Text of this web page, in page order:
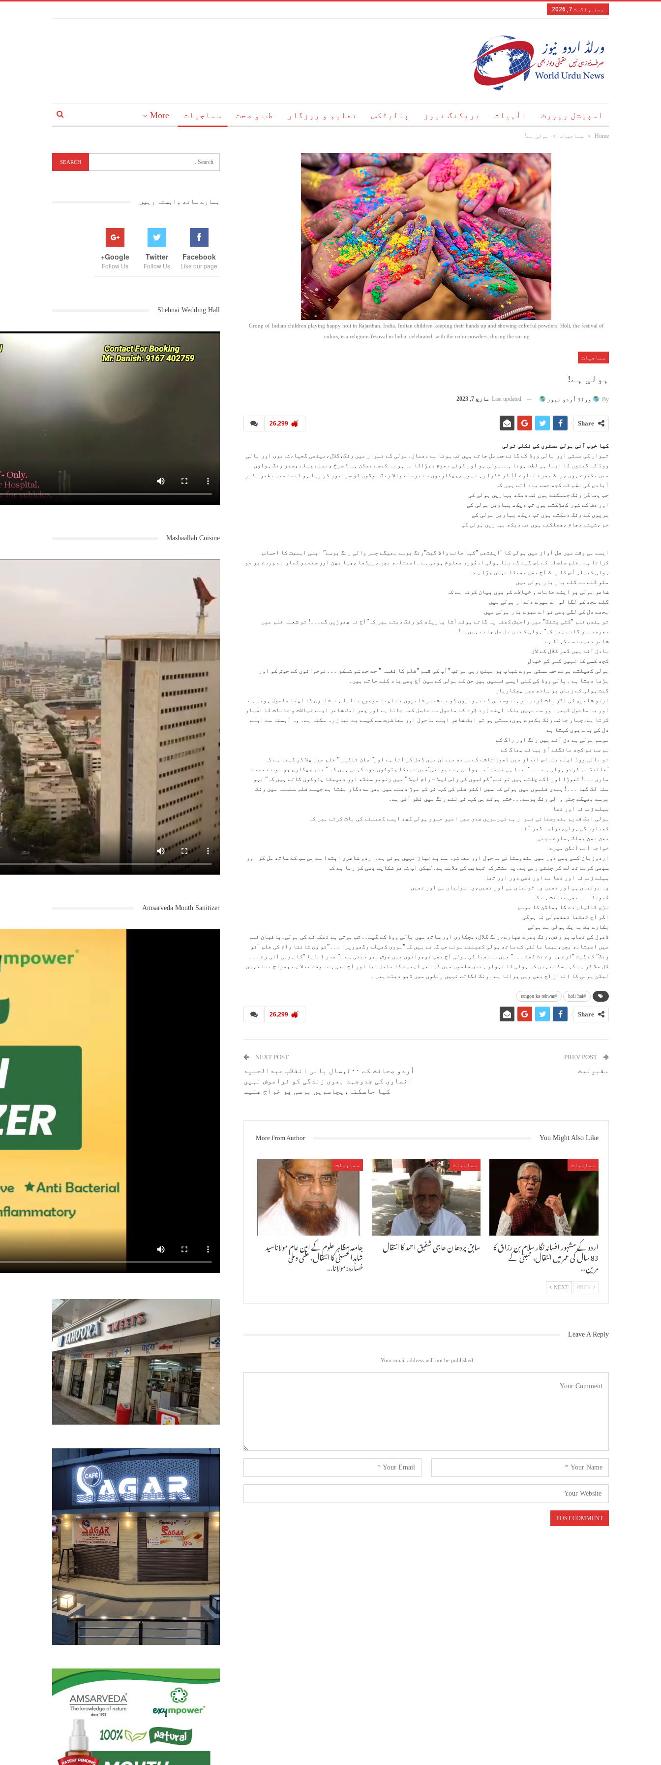
جمعہ, اگست 7, 2026
اسپیشل رپورٹ الٰہیات بریکنگ نیوز پالیٹکس تعلیم و روزگار طب و صحت سماجیات More
Home سماجیات ہولی ہے!
Group of Indian children playing happy holi in Rajasthan, India. Indian children keeping their hands up and showing colorful powders. Holi, the festival of
colors, is a religious festival in India, celebrated, with the color powders, during the spring.
سماجیات
ہولی ہے!
By ورلڈ اُردو نیوز Last updated مارچ 7, 2023
26,299 Share
کیا خوب آئی ہولی مستوں کی نکلی ٹولی
تہوار کی مستی اور بالی ووڈ کے گانے جب مل جاتے ہیں تب ہوتا ہے دھمال۔ہولی کے تہوار میں رنگ،گلال،میٹھی گجیا،شاعری اور بالی
ووڈ کے گیتوں کا اپنا ہی لطف ہوتا ہے۔ہولی ہو اور کوئی دھوم دھڑاکا نہ ہو یہ کیسے ممکن ہے ؟ سرخ ،نیلے پیلے ،سبز رنگ ہواؤں
میں بکھرے ہوں ،رنگ بھرے غبارے آآ کر ٹکرا رہے ہوں ،پچکاریوں سے برسنے والا رنگ لوگوں کو سرابور کر رہا ہو ایسے میں نظیر اکبر
آبادی کی نظم کے کچھ حصے یاد آتے ہیں کہ
جب پھاگن رنگ جھمکتے ہوں تب دیکھ بہاریں ہولی کی
اور دف کے شور کھڑکتے ہوں تب دیکھ بہاریں ہولی کی
پریوں کے رنگ دمکتے ہوں تب دیکھ بہاریں ہولی کی
خم ،شیشے ،جام ،جھلکتے ہوں تب دیکھ بہاریں ہولی کی
ایسے ہی وقت میں فل آواز میں ہولی کا "اینتھم "کہا جانے والا گیت”رنگ برسے بھیگے چنر والی رنگ برسے” اپنی اہمیت کا احساس
کراتا ہے ۔فلم سلسلہ کے اِس گیت کے بنا ہولی ادھُوری معلوم ہوتی ہے ۔امیتابھ بچن ،ریکھا ،جیا بچن اور سنجیو کمار نے پردے پر جو
ہولی کھیلی اُس کا رنگ آج بھی پھیکا نہیں پڑا ہے ۔
ملو گلے سے گلے بار بار ہولی میں
شاعر ہولی پر اپنے جذبات و خیالات کو یوں بیان کرتا ہے کہ
گلے مجھ کو لگا لو اے میرے دلدار ہولی میں
بجھے دل کی لگی بھی تو اے میرے یار ہولی میں
تو ہندی فلم "کٹی پتنگ” میں راجیش کھنہ یہ گاتے ہوئے آشا پاریکھ کو رنگ دیتے ہیں کہ”آج نہ چھوڑیں گے۔۔۔! تو شعلہ فلم میں
دھرمیندر گاتے ہیں کہ” ہولی کے دن دل مل جاتے ہیں۔۔!
شاعر دھیمے سے کہتا ہے
بادل آئے ہیں گھر گلال کے لال
کچھ کسی کا نہیں کسی کو خیال
ہولی کھیلتے ہوئے جب مستی پورے شباب پر پہنچ رہی ہو تب "آپ کی قسم "فلم کا نغمہ ” جے جے شو شنکر ۔۔۔نوجوانوں کے جوش کو اور
بڑھا دیتا ہے ۔بالی ووڈ کی کئی ایسی فلمیں ہیں جن کے ہولی کے سین آج بھی یاد کئے جاتے ہیں۔
گیت ہولی کے زباں پر ہاتھ میں پچکاریاں
اردو شاعری کی اگر بات کریں تو ہندوستان کے تہواروں کو بے شمار شاعروں نے اپنا موضوع بنایا ہے۔شاعری کا اپنا ماحول ہوتا ہے
اور یہ ماحول کہیں اور سے نہیں بلکہ اپنے اِرد گِرد کے ماحول سے حاصل کیا جاتا ہے اور پھر ایک شاعر اپنے خیالات و جذبات کا اظہار
کرتا ہے۔چہار جانب رنگ بکھرے ہوں،مستی ہو تو ایک شاعر اپنے ماحول اور معاشرت سے کیسے بے نیاز رہ سکتا ہے۔ وہ آہستہ سے اپنے
دل کی بات يوں کہتا ہے
موسم ہولی ہے دن آئے ہیں رنگ اور راگ کے
ہم سے تم کچھ مانگنے آؤ بہانے پھاگ کے
تو بالی ووڈ اپنے بنداس انداز میں ڈھول تاشے کے ساتھ میدان میں کھل کر آتا ہے اور” ملن ٹاکیز ” فلم میں چلا کر کہتا ہے کہ
"مائنڈ نہ کریو ہولی ہے ۔۔۔”اتنا ہی نہیں "یہ جوانی ہے دیوانی”میں دیپکا پڈوکون خود کہتی ہیں کہ ” بلم پچکاری جو تو نے مجھے
ماری ۔۔۔! تھوڑا اور آگے چلتے ہیں تو فلم”گولیوں کی راس لیلا – رام لیلا ” میں رنویر سنگھ اور دیپیکا پڈوکون گاتے ہیں کہ” لہو
منہ لگ گیا ۔۔۔! ہندی فلموں میں ہولی کا سین اکثر فلم کی کہانی کو موڑ دینے میں بھی مددگار بنتا ہے جیسے فلم سلسلہ میں رنگ
برسے بھیگے چنر والی رنگ برسے۔۔۔ختم ہوتے ہی کہانی نئے رنگ میں نظر آتی ہے۔
پہلے زمانہ اور تھا
ہولی ایک قدیم ہندوستانی تہوار ہے تیرہویں صدی میں امیر خسرو ہولی کچھ ایسے کھیلنے کی بات کرتے ہیں کہ
کھیلوں گی ہولی،خواجہ گھر آئے
دھن دھن بھاگ ہمارے سجنی
خواجہ آئے آنگن میرے
اردوزبان کسی بھی دور میں ہندوستانی ماحول اور معاشرہ سے بے نیاز نہیں ہوئی ہے۔اردو شاعری ابتدا سے ہی سب کے ساتھ مل کر اور
سبھی کو ساتھ لے کر چلتی رہی ہے۔یہ مشترکہ تہذیب کی علامت ہے۔لیکن اب شاعر شکایت بھی کر رہا ہے کہ
پہلے زمانہ اور تھا مے اور تھی دور اور تھا
وہ بولیاں ہی اور تھیں وہ ٹولیاں ہی اور تھیں،وہ ہولیاں ہی اور تھیں
کیونکہ یہ بھی حقیقت ہے کہ
بڑی گالیاں دے گا پھاگن کا موسم
اگر آج ٹھٹھا ٹھٹھولی نہ ہوگی
پکارے یک بہ یک ہولی ہے ہولی
ڈھول کی تھاپ پر رقص،رنگ بھرے غبارے،رنگ گلال،پچکاری اور ساتھ میں بالی ووڈ کے گیت۔۔تب ہوتی ہے ٹھکانے کی ہولی۔باغبان فلم
میں امیتابھ بچن،ہیما مالنی کے ساتھ ہولی کھیلتے ہوئے جب گاتے ہیں کہ”ہوری کھیلے رگھوویرا ۔۔۔”تو وی شانتا رام کی فلم "نو
رنگ” کے گیت "ارے جا رے نٹ کھٹ ۔۔۔” میں سندھیا کی ہولی آج بھی نوجوانوں میں جوش بھر دیتی ہے ۔” مدر انڈیا "کا ہولی آئی رے ۔۔۔
کل ملا کر یہ کہہ سکتے ہیں کہ ہولی کا تہوار ہندی فلموں میں کل بھی اہمیت کا حامل تھا اور آج بھی ہے ۔وقت بدلا ہے ،مزاج بدلے ہیں
لیکن ہولی کا انداز آج بھی وہی پرانا ہے ۔رنگ لگاتے نہیں رنگوں میں ڈبو دیتے ہیں ۔
#holi hai
#rangon ka tehwar
26,299 Share
مقبولیت
NEXT POST
اُردو صحافت کے ۲۰۰،سال بانی انقلاب عبدالحمید
انصاری کی جدوجہد بھری زندگی کو فراموش نہیں
کیا جاسکتا،پچاسویں برسی پر خراج عقید
You Might Also Like
More From Author
سماجیات
اردو کے مشہور افسانہ نگار سلام بن رزاق کا
83 سال کی عمر میں انتقال، ممبئی کے
مرین…
سماجیات
سابق پردھان حاجی شفیق احمد کا انتقال
سماجیات
جامعہ مظاہر علوم کے امین عام مولاناسید
شاہدالحسنی کا انتقال، علمی وملی
خسارہ:مولانا…
NEXT
Leave A Reply
Your email address will not be published.
ہمارے ساتھ وابستہ رہیں
Facebook
Like our page
Twitter
Follow Us
Google+
Follow Us
Shehnai Wedding Hall
Mashaallah Cuisine
Amsarveda Mouth Sanitizer